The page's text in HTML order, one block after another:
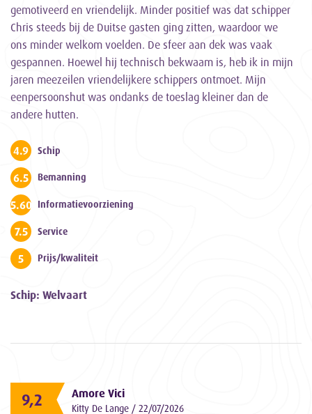
gemotiveerd en vriendelijk. Minder positief was dat schipper
Chris steeds bij de Duitse gasten ging zitten, waardoor we
ons minder welkom voelden. De sfeer aan dek was vaak
gespannen. Hoewel hij technisch bekwaam is, heb ik in mijn
jaren meezeilen vriendelijkere schippers ontmoet. Mijn
eenpersoonshut was ondanks de toeslag kleiner dan de
andere hutten.
4.9 Schip
6.5 Bemanning
5.6000000000000005
Informatievoorziening
7.5 Service
5 Prijs/kwaliteit
Schip: Welvaart
9,2 Amore Vici
Kitty De Lange / 22/07/2026